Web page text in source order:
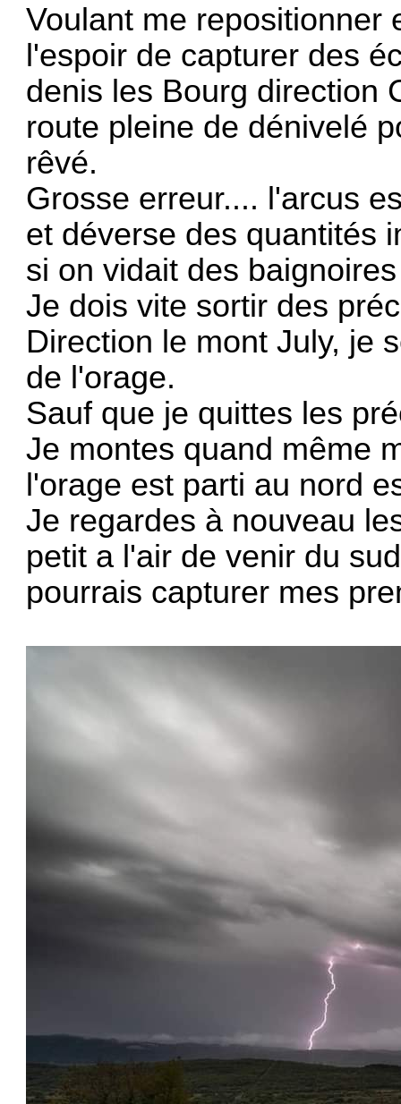
Voulant me repositionner
l'espoir de capturer des
denis les Bourg direction
route pleine de dénivelé
rêvé.
Grosse erreur.... l'arcus
et déverse des quantités
si on vidait des
Je dois vite sortir des
Direction le mont July, je
de l'orage.
Sauf que je quittes les
Je montes quand même
l'orage est parti au nord
Je regardes à nouveau
petit a l'air de venir du
pourrais capturer mes